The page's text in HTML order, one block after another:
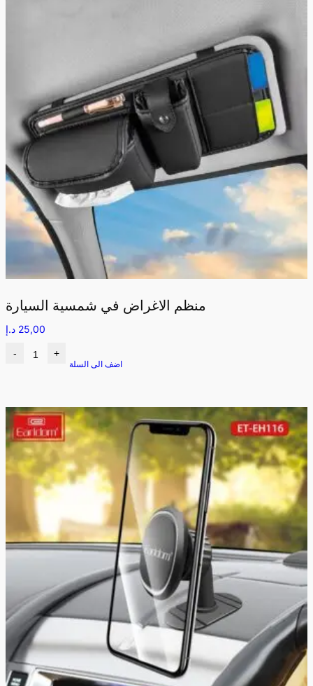
منظم الاغراض في شمسية السيارة
25,00 د.إ
- +
اضف الى السلة